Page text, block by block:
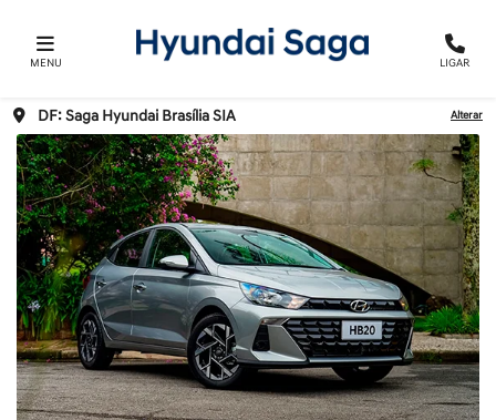
MENU LIGAR
DF: Saga Hyundai Brasília SIA Alterar